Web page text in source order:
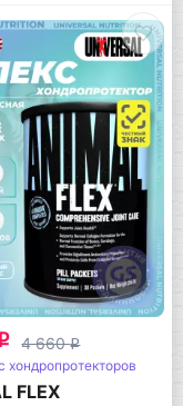
4 660q
хондропротекторов
FLEX